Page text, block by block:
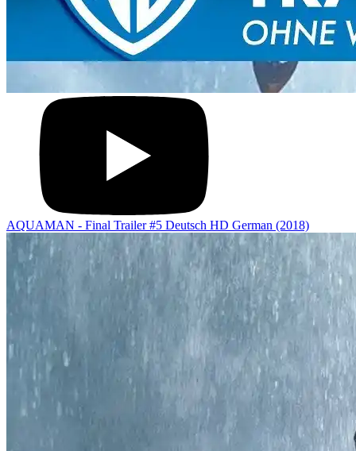
AQUAMAN - Final Trailer #5 Deutsch HD German (2018)